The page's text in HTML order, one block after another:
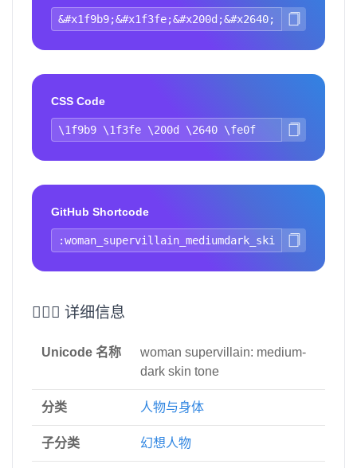
CSS Code
GitHub Shortcode
🦹🏾‍♀️ 详细信息
Unicode 名称
woman supervillain: medium-
dark skin tone
分类 人物与身体
子分类 幻想人物